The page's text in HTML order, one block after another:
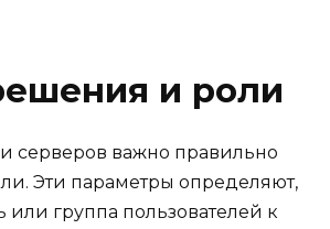
и роли
серверов важно правильно
Эти параметры определяют,
или группа пользователей к